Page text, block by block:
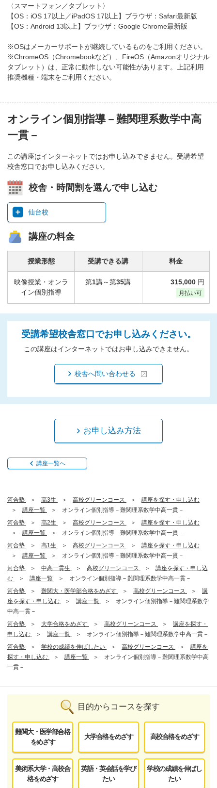
〈スマートフォン／タブレット〉
【OS：iOS 17以上／iPadOS 17以上】ブラウザ：Safari最新版
【OS：Android 13以上】ブラウザ：Google Chrome最新版
※OSはメーカーサポートが継続しているものをご利用ください。
※ChromeOS（Chromebookなど）、FireOS（Amazonオリジナル
タブレット）は、正常に動作しない可能性があります。上記利用
推奨機種・端末をご利用ください。
オンライン個別指導－難関理系数学中高
一貫－
この講座はインターネットではお申し込みできません。受講希望
校舎窓口でお申し込みください。
校舎・時間割を選んで申し込む
仙台校
講座の料金
授業形態
映像授業・オンラ
イン個別指導
受講できる講
第1講～第35講
料金
315,000 円
月払い可
受講希望校舎窓口でお申し込みください。
この講座はインターネットではお申し込みできません。
校舎へ問い合わせる
お申し込み方法
講座一覧へ
河合塾 高3生 高校グリーンコース
講座を探す・申し込む
講座一覧
オンライン個別指導－難関理系数学中高一貫－
河合塾
高2生 高校グリーンコース
講座を探す・申し込む
講座一覧
オンライン個別指導－難関理系数学中高一貫－
河合塾
高1生 高校グリーンコース
講座を探す・申し込む
講座一覧
オンライン個別指導－難関理系数学中高一貫－
河合塾
中高一貫生 高校グリーンコース
講座を探す・申し込
む
講座一覧
オンライン個別指導－難関理系数学中高一貫－
河合塾
難関大・医学部合格をめざす 高校グリーンコース
講
座を探す・申し込む
講座一覧
オンライン個別指導－難関理系数学
中高一貫－
河合塾
大学合格をめざす 高校グリーンコース
講座を探す・
申し込む
講座一覧
オンライン個別指導－難関理系数学中高一貫－
河合塾
学校の成績を伸ばしたい 高校グリーンコース
講座を
探す・申し込む
講座一覧
オンライン個別指導－難関理系数学中高
一貫－
目的からコースを探す
難関大・医学部合格
をめざす
大学合格をめざす 高校合格をめざす
美術系大学・高校合
格をめざす
英語・英会話を学び
たい
学校の成績を伸ばし
たい